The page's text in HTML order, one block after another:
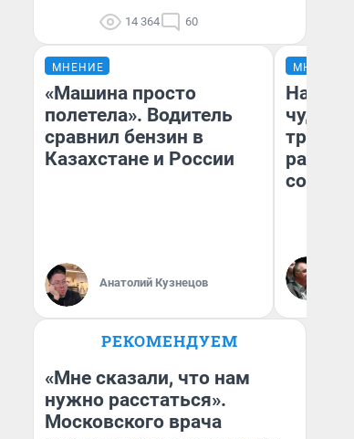
14 364 60
МНЕНИЕ
«Машина просто
полетела». Водитель
сравнил бензин в
Казахстане и России
Анатолий Кузнецов
МНЕНИЕ
чудом
РЕКОМЕНДУЕМ
«Мне сказали, что нам
нужно расстаться».
Московского врача